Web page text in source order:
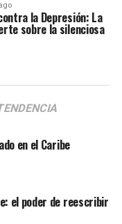
la Depresión: La
sobre la silenciosa
en el Caribe
el poder de reescribir